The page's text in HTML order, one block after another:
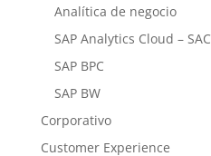
Analítica de negocio
SAP Analytics Cloud – SAC
SAP BPC
SAP BW
Corporativo
Customer Experience